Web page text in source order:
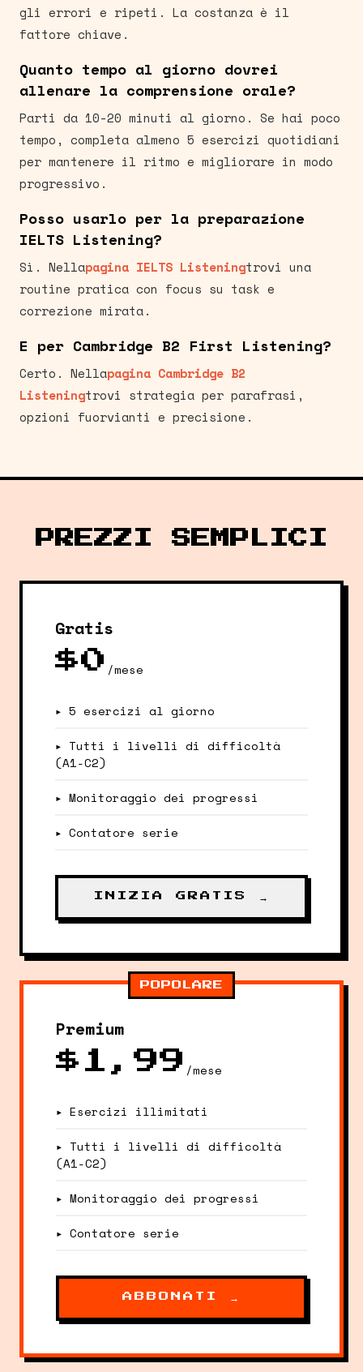
gli errori e ripeti. La costanza è il
fattore chiave.
Quanto tempo al giorno dovrei
allenare la comprensione orale?
Parti da 10-20 minuti al giorno. Se hai poco
tempo, completa almeno 5 esercizi quotidiani
per mantenere il ritmo e migliorare in modo
progressivo.
Posso usarlo per la preparazione
IELTS Listening?
Sì. Nellapagina IELTS Listeningtrovi una
routine pratica con focus su task e
correzione mirata.
E per Cambridge B2 First Listening?
Certo. Nellapagina Cambridge B2
Listeningtrovi strategia per parafrasi,
opzioni fuorvianti e precisione.
PREZZI SEMPLICI
Gratis
$0 /mese
▸ 5 esercizi al giorno
▸ Tutti i livelli di difficoltà
(A1-C2)
▸ Monitoraggio dei progressi
▸ Contatore serie
INIZIA GRATIS →
POPOLARE
Premium
$1,99 /mese
▸ Esercizi illimitati
▸ Tutti i livelli di difficoltà
(A1-C2)
▸ Monitoraggio dei progressi
▸ Contatore serie
ABBONATI →